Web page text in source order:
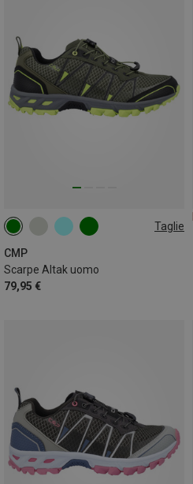
Taglie
CMP
Scarpe Altak uomo
79,95 €